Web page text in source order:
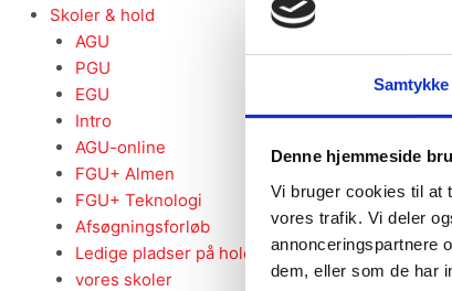
Samtykke
Denne hjemmeside
Vi bruger cookies til at
vores trafik. Vi deler
annonceringspartnere
dem, eller som de har
Skoler & hold
AGU
PGU
EGU
Intro
AGU-online
FGU+ Almen
FGU+ Teknologi
Afsøgningsforløb
Ledige pladser på hold
vores skoler